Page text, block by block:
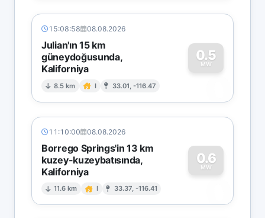
15:08:58 08.08.2026
Julian'ın 15 km
güneydoğusunda,
Kaliforniya
8.5 km I 33.01, -116.47
0.5
MW
0
11:10:00 08.08.2026
Borrego Springs'in 13 km
kuzey-kuzeybatısında,
Kaliforniya
11.6 km I 33.37, -116.41
0.6
MW
0